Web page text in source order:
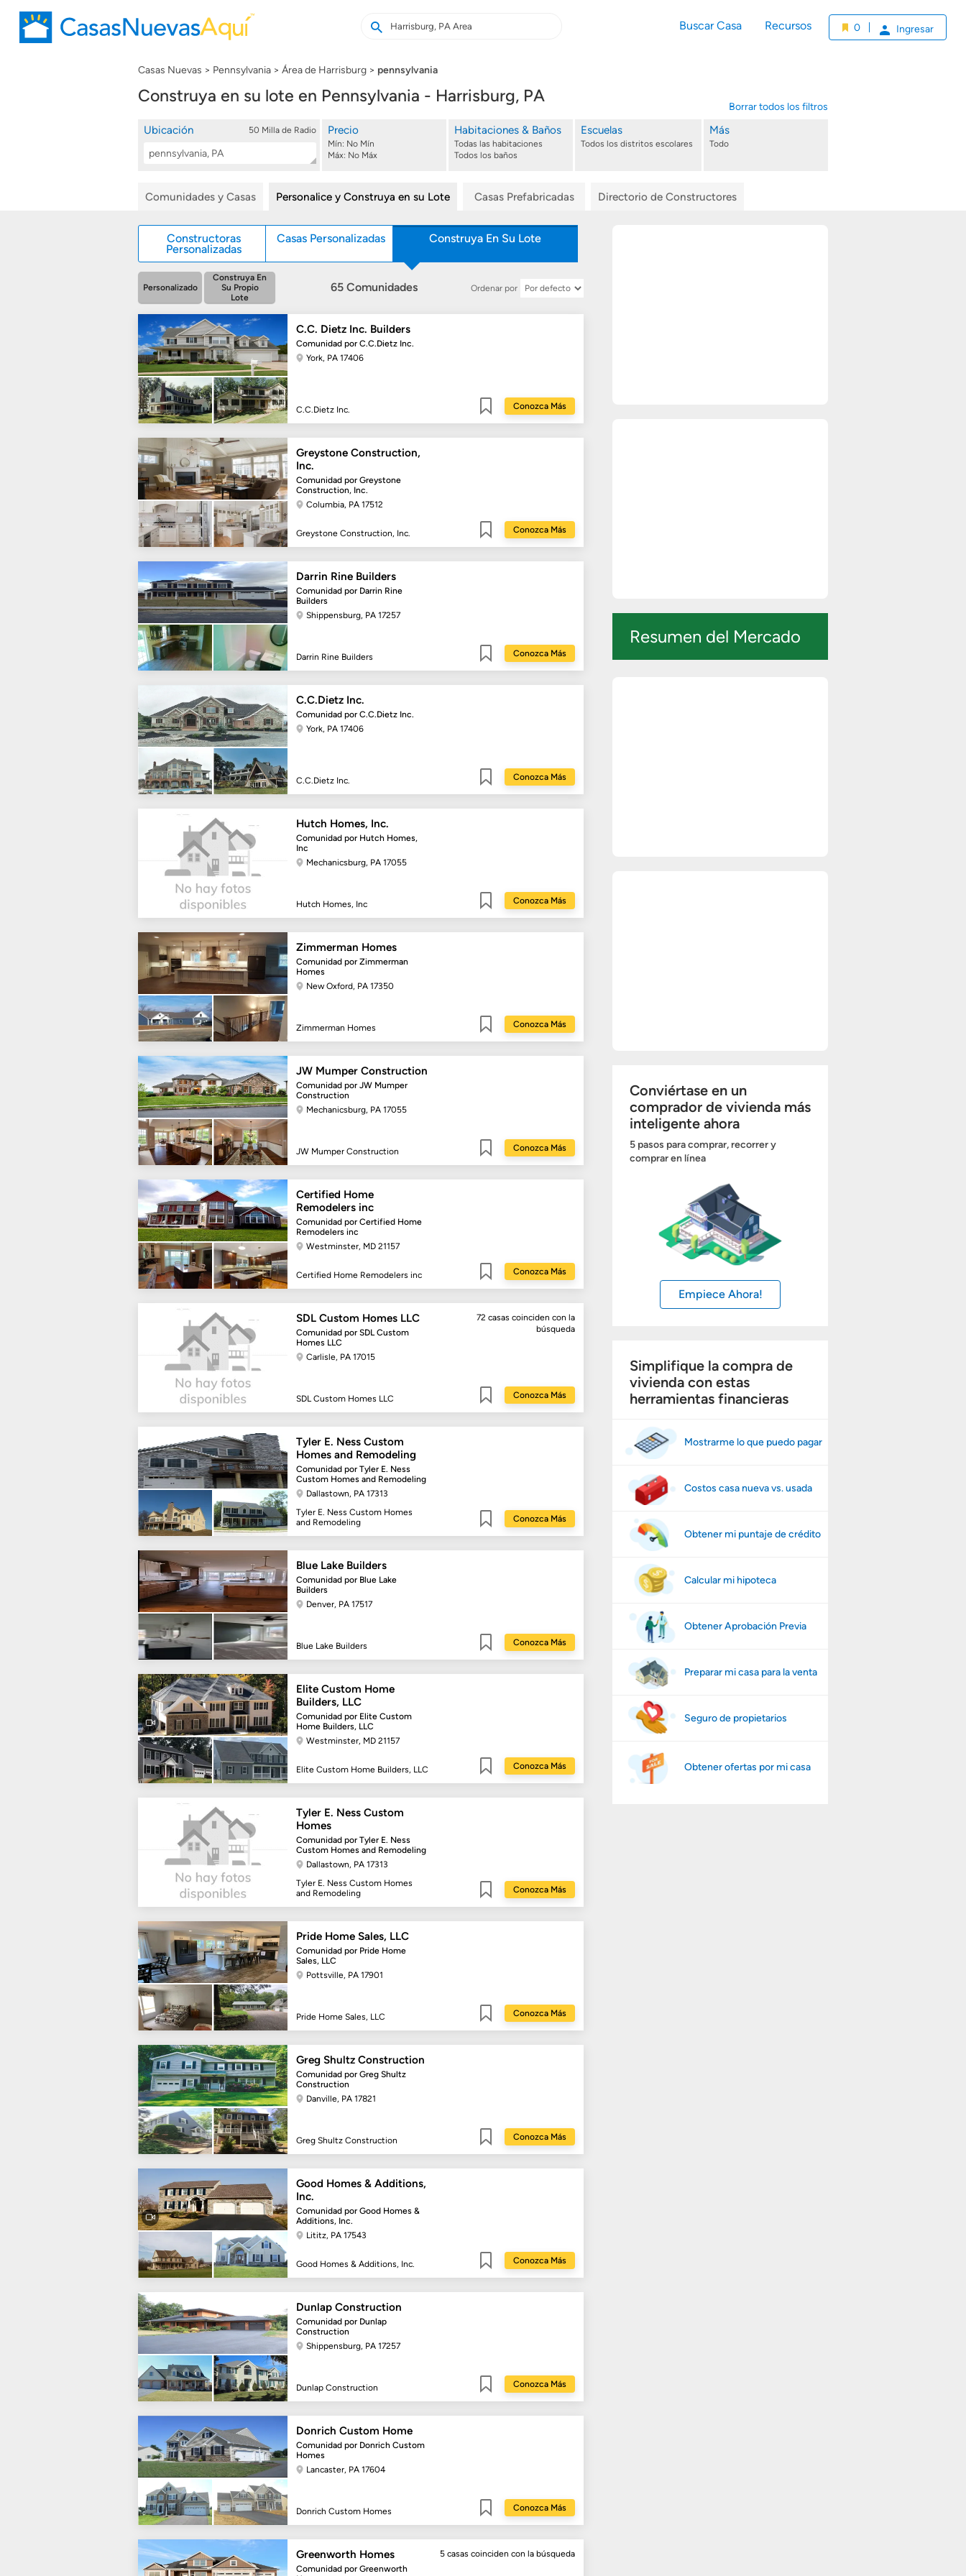
Buscar
casas
Buscar
Buscar Casa Recursos 0 Ingresar
Casas Nuevas Pennsylvania Área de Harrisburg pennsylvania
Construya en su lote en Pennsylvania - Harrisburg, PA
Borrar todos los filtros
Ubicación 50 Milla de Radio
Search
Buscar
Precio
Mín: No Mín
Máx: No Máx
Habitaciones & Baños
Todas las habitaciones
Todos los baños
Escuelas
Todos los distritos escolares
Más
Todo
Comunidades y Casas Personalice y Construya en su Lote Casas Prefabricadas Directorio de Constructores
Constructoras
Personalizadas
Casas Personalizadas Construya En Su Lote
Personalizado
Construya En
Su Propio
Lote
65 Comunidades Ordenar por
C.C. Dietz Inc. Builders
Comunidad por C.C.Dietz Inc.
York, PA 17406
C.C.Dietz Inc.
Conozca Más
Greystone Construction,
Inc.
Comunidad por Greystone
Construction, Inc.
Columbia, PA 17512
Greystone Construction, Inc.
Conozca Más
Darrin Rine Builders
Comunidad por Darrin Rine
Builders
Shippensburg, PA 17257
Darrin Rine Builders
Conozca Más
C.C.Dietz Inc.
Comunidad por C.C.Dietz Inc.
York, PA 17406
C.C.Dietz Inc.
Conozca Más
Hutch Homes, Inc.
Comunidad por Hutch Homes,
Inc
Mechanicsburg, PA 17055
Hutch Homes, Inc
Conozca Más
Zimmerman Homes
Comunidad por Zimmerman
Homes
New Oxford, PA 17350
Zimmerman Homes
Conozca Más
JW Mumper Construction
Comunidad por JW Mumper
Construction
Mechanicsburg, PA 17055
JW Mumper Construction
Conozca Más
Certified Home
Remodelers inc
Comunidad por Certified Home
Remodelers inc
Westminster, MD 21157
Certified Home Remodelers inc
Conozca Más
SDL Custom Homes LLC
Comunidad por SDL Custom
Homes LLC
Carlisle, PA 17015
SDL Custom Homes LLC
72 casascoinciden con la
búsqueda
Conozca Más
Tyler E. Ness Custom
Homes and Remodeling
Comunidad por Tyler E. Ness
Custom Homes and Remodeling
Dallastown, PA 17313
Tyler E. Ness Custom Homes
and Remodeling
Conozca Más
Blue Lake Builders
Comunidad por Blue Lake
Builders
Denver, PA 17517
Blue Lake Builders
Conozca Más
Elite Custom Home
Builders, LLC
Comunidad por Elite Custom
Home Builders, LLC
Westminster, MD 21157
Elite Custom Home Builders, LLC
Conozca Más
Tyler E. Ness Custom
Homes
Comunidad por Tyler E. Ness
Custom Homes and Remodeling
Dallastown, PA 17313
Tyler E. Ness Custom Homes
and Remodeling
Conozca Más
Pride Home Sales, LLC
Comunidad por Pride Home
Sales, LLC
Pottsville, PA 17901
Pride Home Sales, LLC
Conozca Más
Greg Shultz Construction
Comunidad por Greg Shultz
Construction
Danville, PA 17821
Greg Shultz Construction
Conozca Más
Good Homes & Additions,
Inc.
Comunidad por Good Homes &
Additions, Inc.
Lititz, PA 17543
Good Homes & Additions, Inc.
Conozca Más
Dunlap Construction
Comunidad por Dunlap
Construction
Shippensburg, PA 17257
Dunlap Construction
Conozca Más
Donrich Custom Home
Comunidad por Donrich Custom
Homes
Lancaster, PA 17604
Donrich Custom Homes
Conozca Más
Greenworth Homes
Comunidad por Greenworth
5 casascoinciden con la búsqueda
Resumen del Mercado
Conviértase en un
comprador de vivienda más
inteligente ahora
5 pasos para comprar, recorrer y
comprar en línea
Empiece Ahora!
Simplifique la compra de
vivienda con estas
herramientas financieras
Mostrarme lo que puedo pagar
Costos casa nueva vs. usada
Obtener mi puntaje de crédito
Calcular mi hipoteca
Obtener Aprobación Previa
Preparar mi casa para la venta
Seguro de propietarios
Obtener ofertas por mi casa